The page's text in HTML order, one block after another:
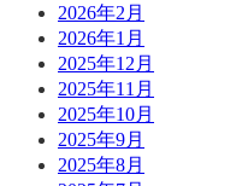
2026年2月
2026年1月
2025年12月
2025年11月
2025年10月
2025年9月
2025年8月